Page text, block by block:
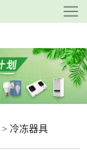
> 冷冻器具